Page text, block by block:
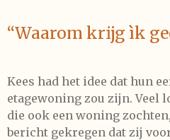
“Waarom krijg ìk
Kees had het idee dat hun
etagewoning zou zijn. Veel
die ook een woning
bericht gekregen dat zij